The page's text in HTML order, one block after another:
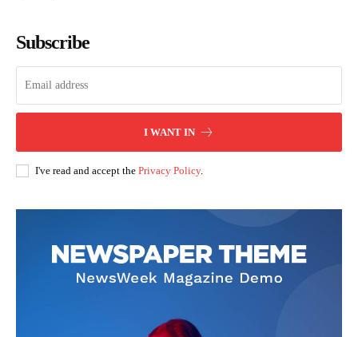
Subscribe
I WANT IN
I've read and accept the Privacy Policy.